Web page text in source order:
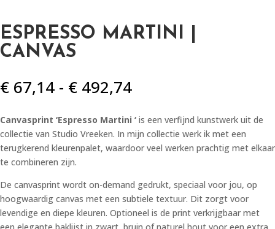
ESPRESSO MARTINI |
CANVAS
€ 67,14 - € 492,74Prijsklasse:
tot
€ 492,74
Canvasprint ‘Espresso Martini ‘ is een verfijnd kunstwerk uit de
collectie van Studio Vreeken. In mijn collectie werk ik met een
terugkerend kleurenpalet, waardoor veel werken prachtig met elkaar
te combineren zijn.
De canvasprint wordt on-demand gedrukt, speciaal voor jou, op
hoogwaardig canvas met een subtiele textuur. Dit zorgt voor
levendige en diepe kleuren. Optioneel is de print verkrijgbaar met